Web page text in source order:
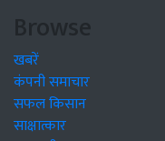
Browse
खबरें
कंपनी समाचार
सफल किसान
साक्षात्कार